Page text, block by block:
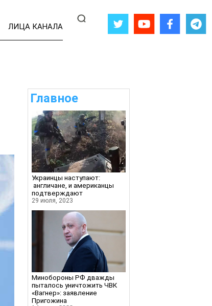
ЛИЦА КАНАЛА
Главное
Украинцы наступают:
англичане, и американцы
подтверждают
29 июля, 2023
Минобороны РФ дважды
пыталось уничтожить ЧВК
«Вагнер»: заявление
Пригожина